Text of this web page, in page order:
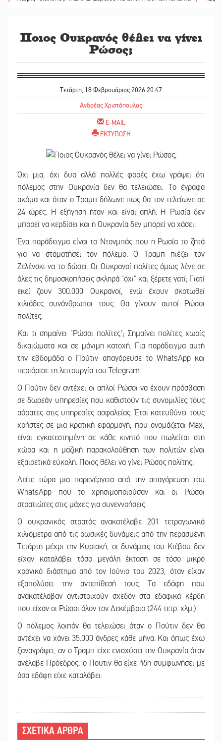
Ποιος Ουκρανός θέλει να γίνει
Ρώσος;
Τετάρτη, 18 Φεβρουάριος 2026 20:47
Ανδρέας Χριστόπουλος
E-MAIL
ΕΚΤΥΠΩΣΗ
Όχι μια, όχι δυο αλλά πολλές φορές έχω γράψει ότι
πόλεμος στην Ουκρανία δεν θα τελειώσει. Το έγραφα
ακόμα και όταν ο Τραμπ δήλωνε πως θα τον τελείωνε σε
24 ώρες. Η εξήγηση ήταν και είναι απλή: Η Ρωσία δεν
μπορεί να κερδίσει και η Ουκρανία δεν μπορεί να χάσει.
Ένα παράδειγμα είναι το Ντονμπάς που η Ρωσία το ζητά
για να σταματήσει τον πόλεμο. Ο Τραμπ πιέζει τον
Ζελένσκι να το δώσει. Οι Ουκρανοί πολίτες όμως λένε σε
όλες τις δημοσκοπήσεις σκληρά "όχι" και ξέρετε γατί; Γιατί
εκεί ζουν 300.000 Ουκρανοί, ενώ έχουν σκοτωθεί
χιλιάδες συνάνθρωποι τους. Θα γίνουν αυτοί Ρώσοι
πολίτες;
Και τι σημαίνει "Ρώσοι πολίτες"; Σημαίνει πολίτες χωρίς
δικαιώματα και σε μόνιμη κατοχή. Για παράδειγμα αυτή
την εβδομάδα ο Πούτιν απαγόρευσε το WhatsApp και
περιόρισε τη λειτουργία του Telegram.
Ο Πούτιν δεν αντέχει οι απλοί Ρώσοι να έχουν πρόσβαση
σε δωρεάν υπηρεσίες που καθιστούν τις συνομιλίες τους
αόρατες στις υπηρεσίες ασφαλείας. Έτσι κατευθύνει τους
χρήστες σε μια κρατική εφαρμογή, που ονομάζεται Max,
είναι εγκατεστημένη σε κάθε κινητό που πωλείται στη
χώρα και η μαζική παρακολούθηση των πολιτών είναι
εξαιρετικά εύκολη. Ποιος θέλει να γίνει Ρώσος πολίτης;
Δείτε τώρα μια παρενέργεια από την απαγόρευση του
WhatsApp που το χρησιμοποιούσαν και οι Ρώσοι
στρατιώτες στις μάχες για συνεννοήσεις.
Ο ουκρανικός στρατός ανακατέλαβε 201 τετραγωνικά
χιλιόμετρα από τις ρωσικές δυνάμεις από την περασμένη
Τετάρτη μέχρι την Κυριακή, οι δυνάμεις του Κιέβου δεν
είχαν καταλάβει τόσο μεγάλη έκταση σε τόσο μικρό
χρονικό διάστημα από τον Ιούνιο του 2023, όταν είχαν
εξαπολύσει την αντεπίθεσή τους. Τα εδάφη που
ανακατέλαβαν αντιστοιχούν σχεδόν στα εδαφικά κέρδη
που είχαν οι Ρώσοι όλον τον Δεκέμβριο (244 τετρ. χλμ.).
Ο πόλεμος λοιπόν θα τελειώσει όταν ο Πούτιν δεν θα
αντέχει να χάνει 35.000 άνδρες κάθε μήνα. Και όπως έχω
ξαναγράψει, αν ο Τραμπ είχε ενισχύσει την Ουκρανία όταν
ανέλαβε Πρόεδρος, ο Πουτιν θα είχε ήδη συμφωνήσει με
όσα εδάφη είχε καταλάβει.
ΣΧΕΤΙΚΑ ΑΡΘΡΑ